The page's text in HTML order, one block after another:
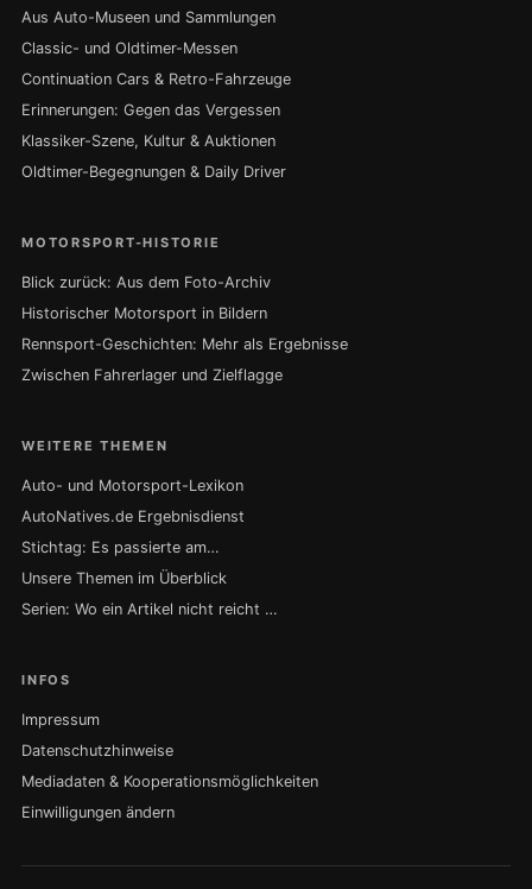
Aus Auto-Museen und Sammlungen
Classic- und Oldtimer-Messen
Continuation Cars & Retro-Fahrzeuge
Erinnerungen: Gegen das Vergessen
Klassiker-Szene, Kultur & Auktionen
Oldtimer-Begegnungen & Daily Driver
MOTORSPORT-HISTORIE
Blick zurück: Aus dem Foto-Archiv
Historischer Motorsport in Bildern
Rennsport-Geschichten: Mehr als Ergebnisse
Zwischen Fahrerlager und Zielflagge
WEITERE THEMEN
Auto- und Motorsport-Lexikon
AutoNatives.de Ergebnisdienst
Stichtag: Es passierte am…
Unsere Themen im Überblick
Serien: Wo ein Artikel nicht reicht …
INFOS
Impressum
Datenschutzhinweise
Mediadaten & Kooperationsmöglichkeiten
Einwilligungen ändern